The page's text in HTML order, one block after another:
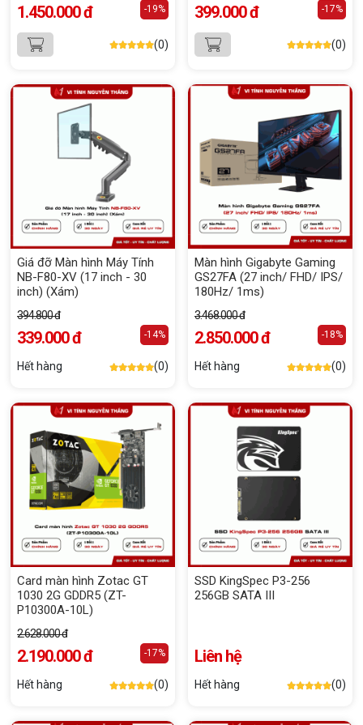
1.450.000 đ -19%
(0)
399.000 đ -17%
(0)
Giá đỡ Màn hình Máy Tính
NB-F80-XV (17 inch - 30
inch) (Xám)
394.800 đ
339.000 đ -14%
Hết hàng (0)
Màn hình Gigabyte Gaming
GS27FA (27 inch/ FHD/ IPS/
180Hz/ 1ms)
3.468.000 đ
2.850.000 đ -18%
Hết hàng (0)
Card màn hình Zotac GT
1030 2G GDDR5 (ZT-
P10300A-10L)
2.628.000 đ
2.190.000 đ -17%
Hết hàng (0)
SSD KingSpec P3-256
256GB SATA III
Liên hệ
Hết hàng (0)